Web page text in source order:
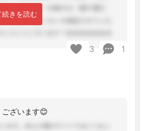
きを読む
3 1
ざいます😊